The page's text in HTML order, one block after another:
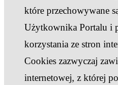
które przechowywane
Użytkownika Portalu i
korzystania ze stron
Cookies zazwyczaj
internetowej, z której